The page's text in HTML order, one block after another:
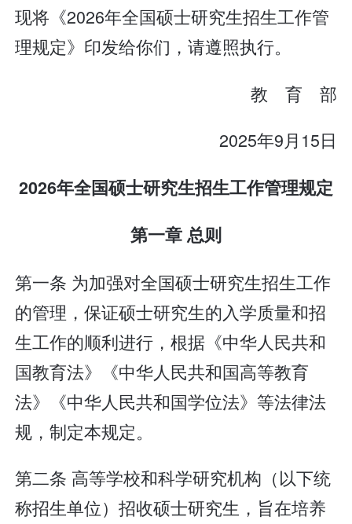
现将《2026年全国硕士研究生招生工作管
理规定》印发给你们，请遵照执行。
教 育 部
2025年9月15日
2026年全国硕士研究生招生工作管理规定
第一章 总则
第一条 为加强对全国硕士研究生招生工作
的管理，保证硕士研究生的入学质量和招
生工作的顺利进行，根据《中华人民共和
国教育法》《中华人民共和国高等教育
法》《中华人民共和国学位法》等法律法
规，制定本规定。
第二条 高等学校和科学研究机构（以下统
称招生单位）招收硕士研究生，旨在培养